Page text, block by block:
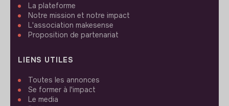
La plateforme
Notre mission et notre impact
L'association makesense
Proposition de partenariat
LIENS UTILES
Toutes les annonces
Se former à l'impact
Le media